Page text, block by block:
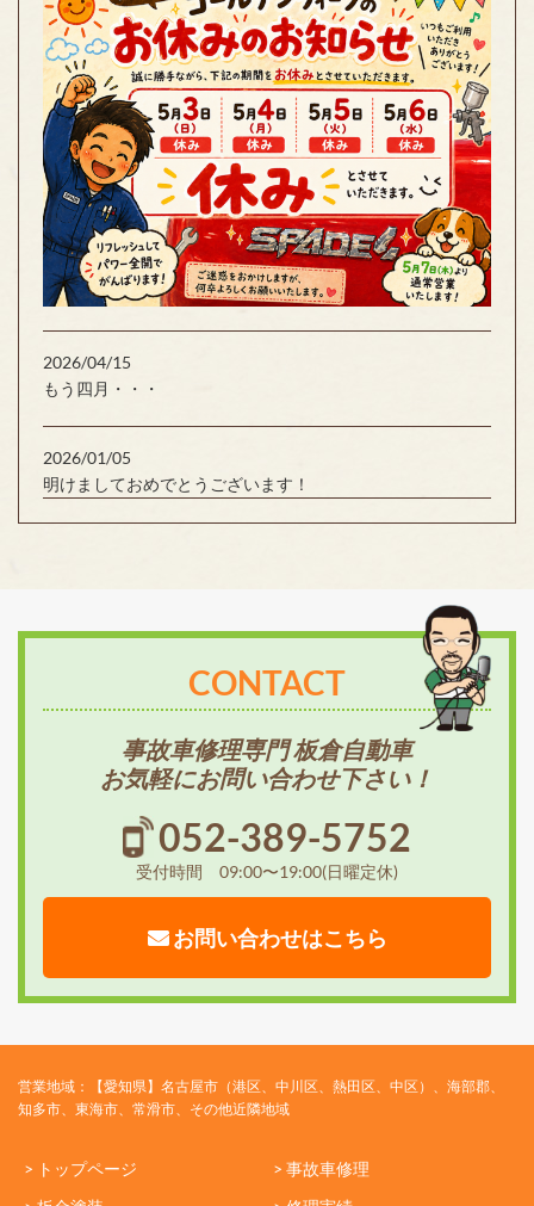
2026/04/15
もう四月・・・
2026/01/05
明けましておめでとうございます！
CONTACT
事故車修理専門 板倉自動車
お気軽にお問い合わせ下さい！
052-389-5752
受付時間 09:00〜19:00(日曜定休)
お問い合わせはこちら
営業地域：【愛知県】名古屋市（港区、中川区、熱田区、中区）、海部郡、
知多市、東海市、常滑市、その他近隣地域
> トップページ
> 事故車修理